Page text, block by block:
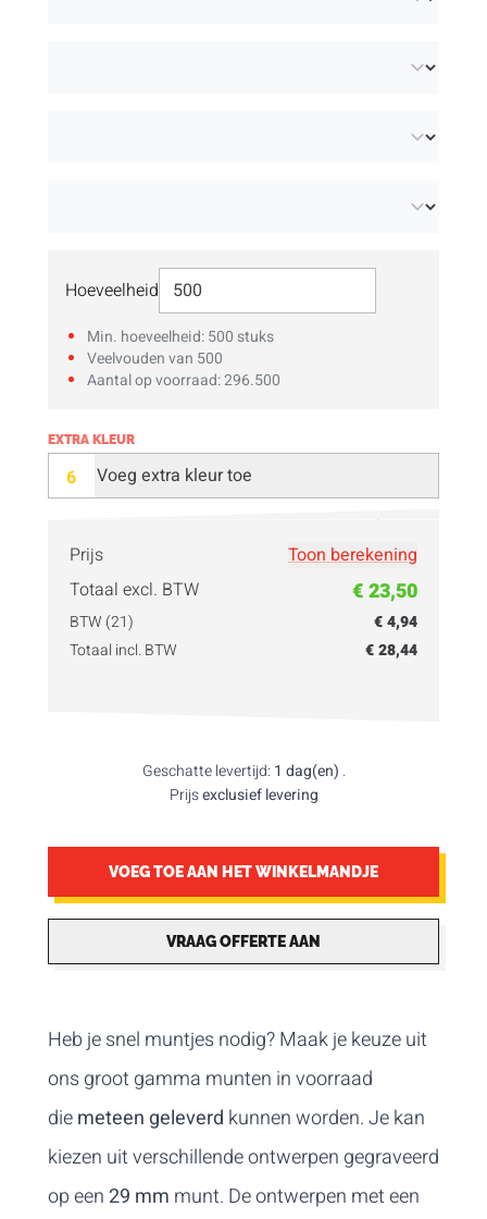
Hoeveelheid Selecteer Hoeveelheid
Min. hoeveelheid: 500 stuks
Veelvouden van 500
Aantal op voorraad: 296.500
EXTRA KLEUR
6 Voeg extra kleur toe
hoeveelheid in!
Prijs
Toon berekening
Totaal excl. BTW
€ 23,50
BTW (21)
€ 4,94
Totaal incl. BTW
€ 28,44
Geschatte levertijd: 1 dag(en) .
Prijsexclusief levering
VOEG TOE AAN HET WINKELMANDJE
VRAAG OFFERTE AAN
Heb je snel muntjes nodig? Maak je keuze uit
ons groot gamma munten in voorraad
diemeteen geleverd kunnen worden. Je kan
kiezen uit verschillende ontwerpen gegraveerd
op een29 mm munt. De ontwerpen met een